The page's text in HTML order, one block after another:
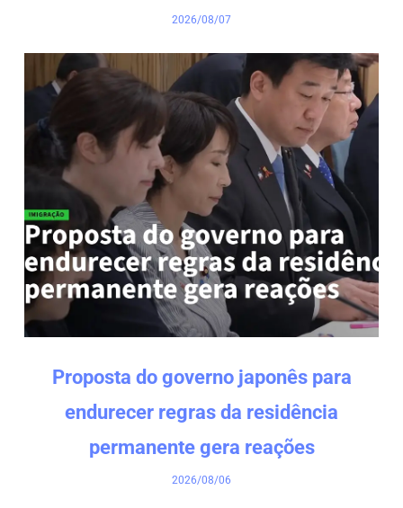
2026/08/07
Proposta do governo japonês para
endurecer regras da residência
permanente gera reações
2026/08/06